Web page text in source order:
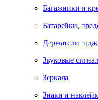
Багажники и
Батарейки,
Держатели
Звуковые
Зеркала
Знаки и